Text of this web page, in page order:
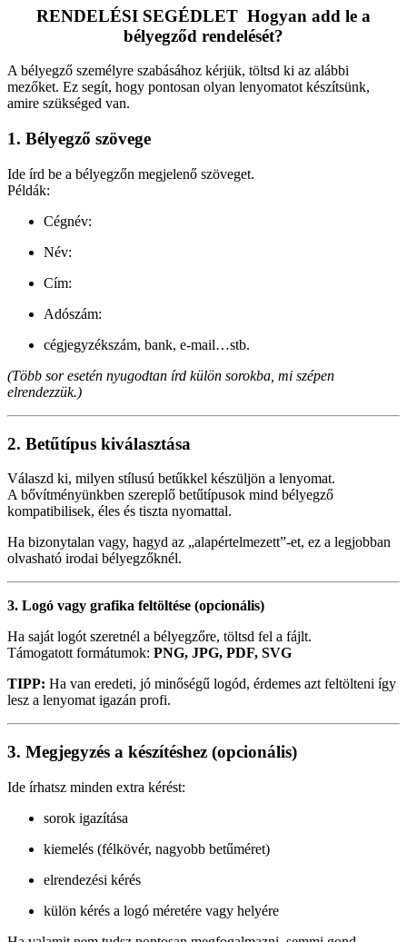
RENDELÉSI SEGÉDLET Hogyan add le a
bélyegződ rendelését?
A bélyegző személyre szabásához kérjük, töltsd ki az alábbi
mezőket. Ez segít, hogy pontosan olyan lenyomatot készítsünk,
amire szükséged van.
1. Bélyegző szövege
Ide írd be a bélyegzőn megjelenő szöveget.
Példák:
Cégnév:
Név:
Cím:
Adószám:
cégjegyzékszám, bank, e-mail…stb.
(Több sor esetén nyugodtan írd külön sorokba, mi szépen
elrendezzük.)
2. Betűtípus kiválasztása
Válaszd ki, milyen stílusú betűkkel készüljön a lenyomat.
A bővítményünkben szereplő betűtípusok mind bélyegző
kompatibilisek, éles és tiszta nyomattal.
Ha bizonytalan vagy, hagyd az „alapértelmezett”-et, ez a legjobban
olvasható irodai bélyegzőknél.
3. Logó vagy grafika feltöltése (opcionális)
Ha saját logót szeretnél a bélyegzőre, töltsd fel a fájlt.
Támogatott formátumok: PNG, JPG, PDF, SVG
TIPP: Ha van eredeti, jó minőségű logód, érdemes azt feltölteni így
lesz a lenyomat igazán profi.
3. Megjegyzés a készítéshez (opcionális)
Ide írhatsz minden extra kérést:
sorok igazítása
kiemelés (félkövér, nagyobb betűméret)
elrendezési kérés
külön kérés a logó méretére vagy helyére